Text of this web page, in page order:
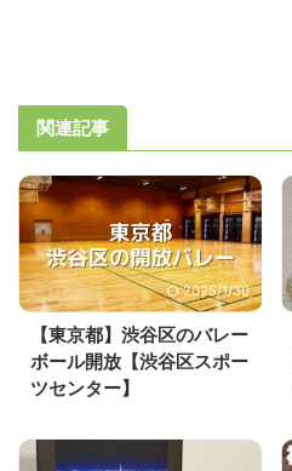
関連記事
2025/1/30
【東京都】渋谷区のバレー
ボール開放【渋谷区スポー
ツセンター】